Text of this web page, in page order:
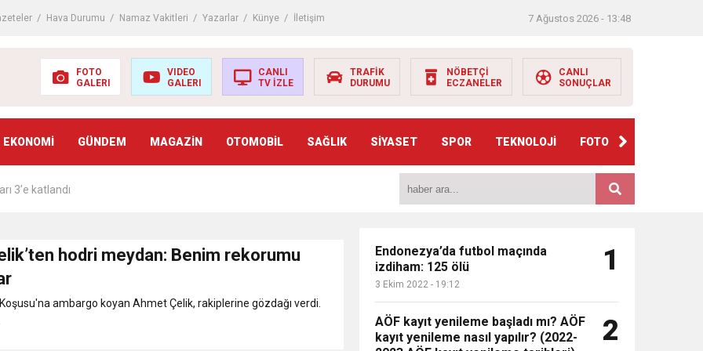
Hava Durumu Namaz Vakitleri Yazarlar Künye İletişim 7 Ağustos 2026 - 13:48
FOTO
GALERI
VIDEO
GALERI
CANLI
TV İZLE
TRAFİK
DURUMU
NÖBETÇİ
ECZANELER
CANLI
SONUÇLAR
EKONOMİ GÜNDEM MAGAZİN OTOMOBİL SAĞLIK SİYASET SPOR TEKNOLOJİ FOTO GALERİ
mı? AÖF kayıt yenileme nasıl yapılır? (2022-2023 AÖF kayıt yenileme
belgesi nasıl alınır? KPSS ön lisans sınavı ne zaman? (2022 ÖSYM KPSS
3’e katlandı
sevdirme yolları
Pakistan’a giden yardımları açıkladı
hodri meydan: Benim rekorumu
Koşusu'na ambargo koyan Ahmet Çelik, rakiplerine gözdağı verdi.
Endonezya’da futbol maçında
izdiham: 125 ölü
3 Ekim 2022 - 19:12
1
AÖF kayıt yenileme başladı mı? AÖF
kayıt yenileme nasıl yapılır? (2022-
2